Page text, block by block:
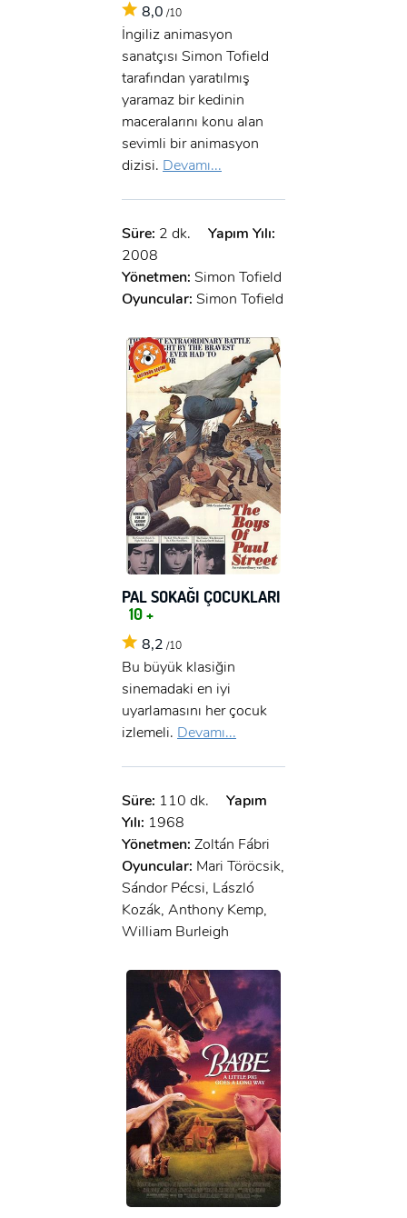
8,0 /10
İngiliz animasyon
sanatçısı Simon Tofield
tarafından yaratılmış
yaramaz bir kedinin
maceralarını konu alan
sevimli bir animasyon
dizisi. Devamı...
Süre: 2 dk.
Yapım Yılı:
2008
Yönetmen: Simon Tofield
Oyuncular: Simon Tofield
PAL SOKAĞI ÇOCUKLARI
10 +
8,2 /10
Bu büyük klasiğin
sinemadaki en iyi
uyarlamasını her çocuk
izlemeli. Devamı...
Süre: 110 dk.
Yapım
Yılı: 1968
Yönetmen: Zoltán Fábri
Oyuncular: Mari Töröcsik,
Sándor Pécsi, László
Kozák, Anthony Kemp,
William Burleigh